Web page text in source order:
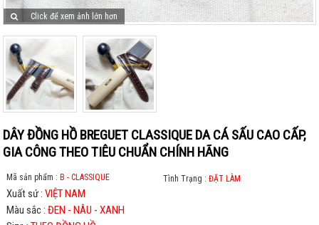
Click để xem ảnh lớn hơn
DÂY ĐỒNG HỒ BREGUET CLASSIQUE DA CÁ SẤU CAO CẤP,
GIA CÔNG THEO TIÊU CHUẨN CHÍNH HÃNG
Mã sản phẩm : B - CLASSIQUE Tình Trạng : ĐẶT LÀM
Xuất sứ : VIỆT NAM
Màu sắc : ĐEN - NÂU - XANH